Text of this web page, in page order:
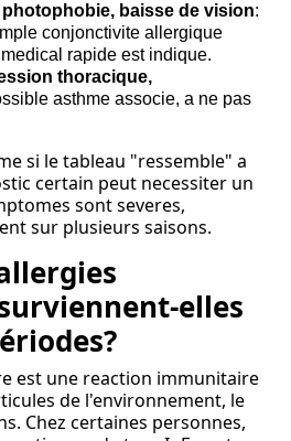
baisse de vision:
conjonctivite allergique
rapide est indique.
thoracique,
asthme associe, a ne pas
si le tableau "ressemble" a
certain peut necessiter un
sont severes,
sur plusieurs saisons.
elles
est une reaction immunitaire
de l'environnement, le
Chez certaines personnes,